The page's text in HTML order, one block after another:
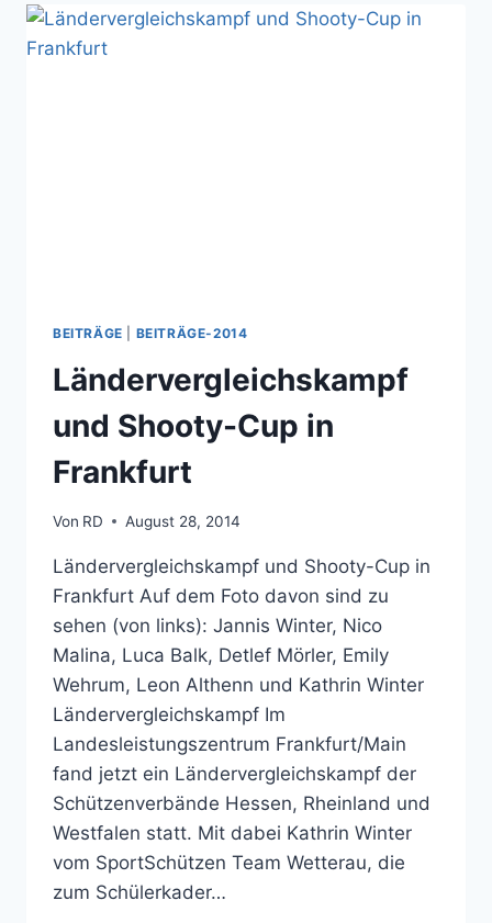
BEITRÄGE BEITRÄGE-2014
Ländervergleichskampf
und Shooty-Cup in
Frankfurt
Von RD August 28, 2014
Ländervergleichskampf und Shooty-Cup in
Frankfurt Auf dem Foto davon sind zu
sehen (von links): Jannis Winter, Nico
Malina, Luca Balk, Detlef Mörler, Emily
Wehrum, Leon Althenn und Kathrin Winter
Ländervergleichskampf Im
Landesleistungszentrum Frankfurt/Main
fand jetzt ein Ländervergleichskampf der
Schützenverbände Hessen, Rheinland und
Westfalen statt. Mit dabei Kathrin Winter
vom SportSchützen Team Wetterau, die
zum Schülerkader…